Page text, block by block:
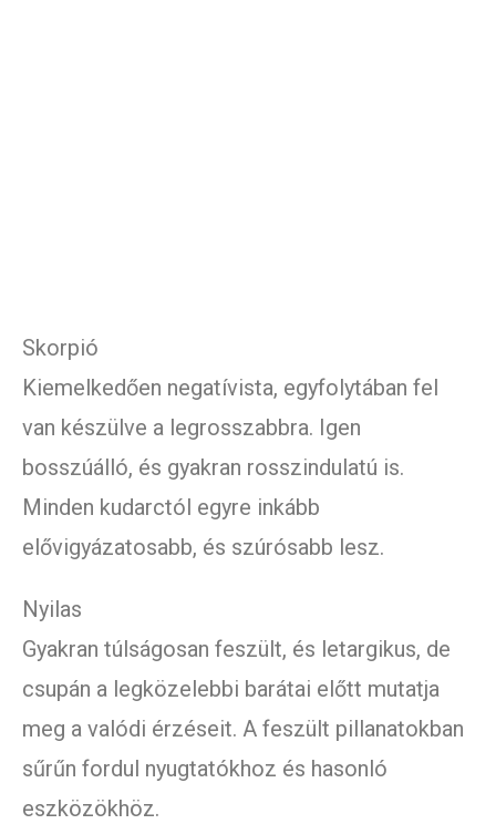
Skorpió
Kiemelkedően negatívista, egyfolytában fel
van készülve a legrosszabbra. Igen
bosszúálló, és gyakran rosszindulatú is.
Minden kudarctól egyre inkább
elővigyázatosabb, és szúrósabb lesz.
Nyilas
Gyakran túlságosan feszült, és letargikus, de
csupán a legközelebbi barátai előtt mutatja
meg a valódi érzéseit. A feszült pillanatokban
sűrűn fordul nyugtatókhoz és hasonló
eszközökhöz.